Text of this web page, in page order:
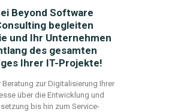
Beyond Software
begleiten
und Ihr Unternehmen
des gesamten
Ihrer IT-Projekte!
Beratung zur Digitalisierung Ihrer
über die Entwicklung und
bis hin zum Service-